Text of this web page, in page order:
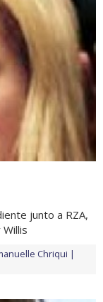
junto a RZA,
Chriqui